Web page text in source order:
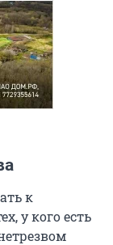
к
у кого есть